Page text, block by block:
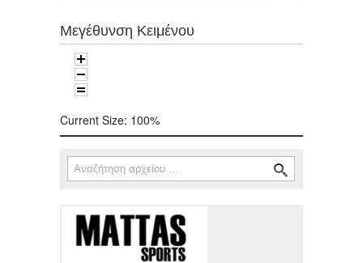
Μεγέθυνση Κειμένου
Current Size: 100%
Φόρμα αναζήτησης
Αναζήτηση